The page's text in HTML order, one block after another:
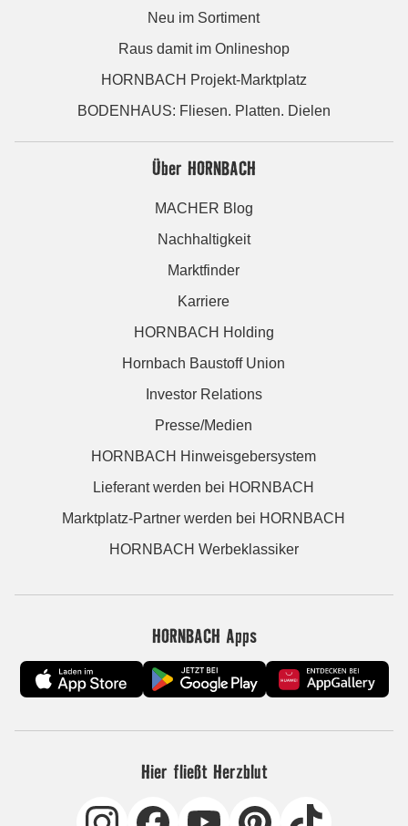
Neu im Sortiment
Raus damit im Onlineshop
HORNBACH Projekt-Marktplatz
BODENHAUS: Fliesen. Platten. Dielen
Über HORNBACH
MACHER Blog
Nachhaltigkeit
Marktfinder
Karriere
HORNBACH Holding
Hornbach Baustoff Union
Investor Relations
Presse/Medien
HORNBACH Hinweisgebersystem
Lieferant werden bei HORNBACH
Marktplatz-Partner werden bei HORNBACH
HORNBACH Werbeklassiker
HORNBACH Apps
Hier fließt Herzblut